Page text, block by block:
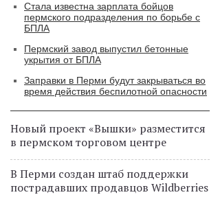
Стала известна зарплата бойцов
пермского подразделения по борьбе с
БПЛА
Пермский завод выпустил бетонные
укрытия от БПЛА
Заправки в Перми будут закрываться во
время действия беспилотной опасности
Новый проект «Вышки» разместится
в пермском торговом центре
В Перми создан штаб поддержки
пострадавших продавцов Wildberries